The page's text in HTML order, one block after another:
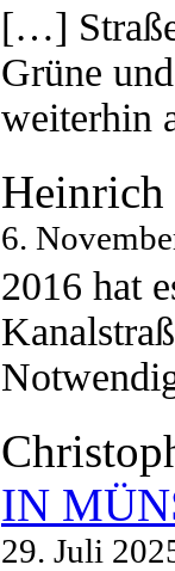
[…]
Grüne
weiterhin
6.
2016 hat
IN
29. Juli